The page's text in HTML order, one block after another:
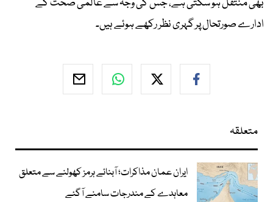
بھی منتقل ہو سکتی ہے، جس کی وجہ سے عالمی صحت کے
ادارے صورتحال پر گہری نظر رکھے ہوئے ہیں۔
متعلقہ
ایران عمان مذاکرات؛ آبنائے ہرمز کھولنے سے متعلق
معاہدے کے مندرجات سامنے آگئے